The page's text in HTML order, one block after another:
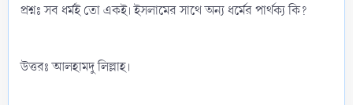
প্রশ্নঃ সব ধর্মই তো একই। ইসলামের সাথে অন্য ধর্মের পার্থক্য কি?
উত্তরঃ আলহামদু লিল্লাহ।